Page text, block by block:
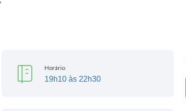
Horário
19h10 às 22h30